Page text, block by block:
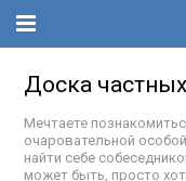
Доска
Мечтаете
очаровательной
найти себе
может быть, просто